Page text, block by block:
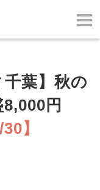
千葉】秋の
円
】